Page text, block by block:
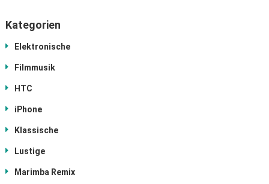
Kategorien
Elektronische
Filmmusik
HTC
iPhone
Klassische
Lustige
Marimba Remix